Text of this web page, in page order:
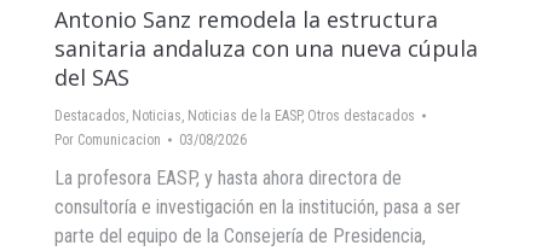
Antonio Sanz remodela la estructura
sanitaria andaluza con una nueva cúpula
del SAS
Destacados, Noticias, Noticias de la EASP, Otros destacados
Por Comunicacion 03/08/2026
La profesora EASP, y hasta ahora directora de
consultoría e investigación en la institución, pasa a ser
parte del equipo de la Consejería de Presidencia,